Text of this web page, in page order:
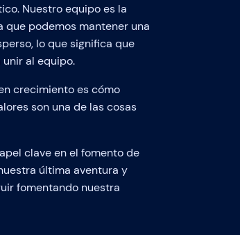
Nuestro equipo es la
que podemos mantener una
lo que significa que
al equipo.
crecimiento es cómo
son una de las cosas
clave en el fomento de
última aventura y
fomentando nuestra